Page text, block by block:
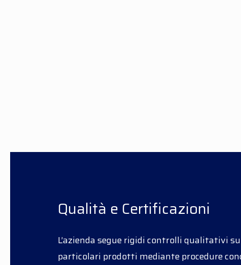
Qualità e Certificazioni
L’azienda segue rigidi controlli qualitativi
particolari prodotti mediante procedure